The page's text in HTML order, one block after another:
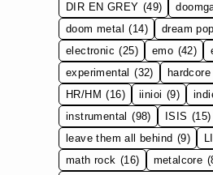
DIR EN GREY (49)
doom metal (14) dream pop
electronic (25) emo (42)
experimental (32) hardcore
HR/HM (16) iinioi (9)
instrumental (98) ISIS (15)
leave them all behind (9)
math rock (16) metalcore